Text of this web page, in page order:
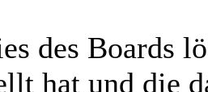
des Boards
hat und die